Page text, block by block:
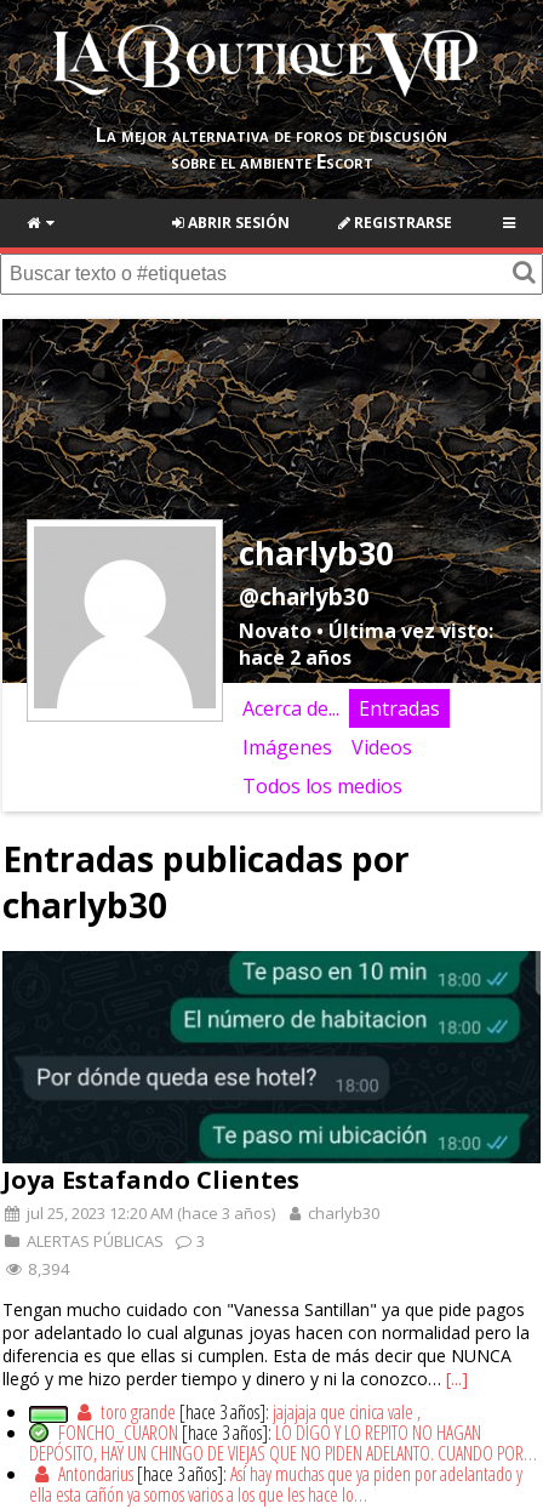
La mejor alternativa de foros de discusión
sobre el ambiente Escort
REGISTRARSE
ABRIR SESIÓN
charlyb30
@charlyb30
Novato • Última vez visto:
hace 2 años
Acerca de...
Entradas
Imágenes
Videos
Todos los medios
Entradas publicadas por
charlyb30
Joya Estafando Clientes
jul 25, 2023 12:20 AM (hace 3 años)
charlyb30
ALERTAS PÚBLICAS
3
8,394
Tengan mucho cuidado con "Vanessa Santillan" ya que pide pagos
por adelantado lo cual algunas joyas hacen con normalidad pero la
diferencia es que ellas si cumplen. Esta de más decir que NUNCA
llegó y me hizo perder tiempo y dinero y ni la conozco… [...]
toro grande [hace 3 años]: jajajaja que cinica vale ,
FONCHO_CUARON [hace 3 años]:LO DIGO Y LO REPITO NO HAGAN
DEPÓSITO, HAY UN CHINGO DE VIEJAS QUE NO PIDEN ADELANTO. CUANDO POR…
Antondarius[hace 3 años]:Así hay muchas que ya piden por adelantado y
ella esta cañón ya somos varios a los que les hace lo…